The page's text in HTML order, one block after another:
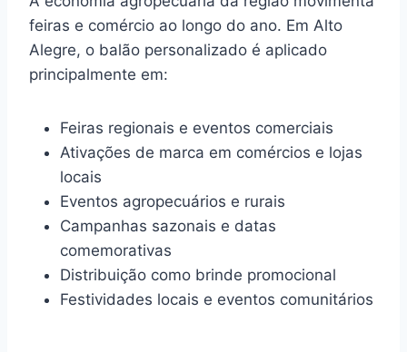
feiras e comércio ao longo do ano. Em Alto
Alegre, o balão personalizado é aplicado
principalmente em:
Feiras regionais e eventos comerciais
Ativações de marca em comércios e lojas
locais
Eventos agropecuários e rurais
Campanhas sazonais e datas
comemorativas
Distribuição como brinde promocional
Festividades locais e eventos comunitários